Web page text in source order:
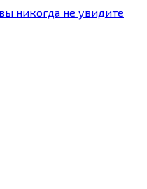
никогда не увидите